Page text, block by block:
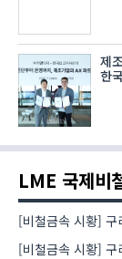
제
한
LME 국제비
[비철금속 시황]
[비철금속 시황]